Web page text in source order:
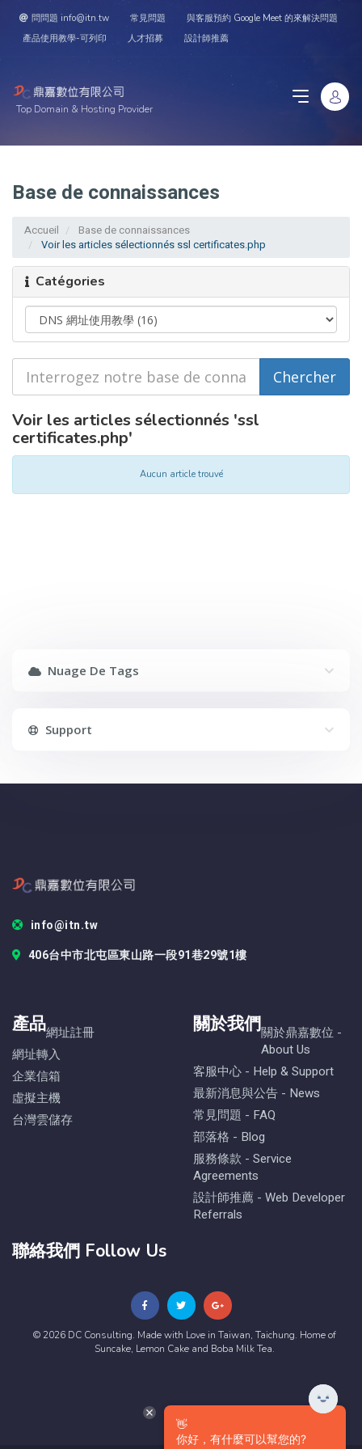
問問題 info@itn.tw 常見問題
與客服預約 Google Meet 的來解決問題
產品使用教學-可列印
人才招募 設計師推薦
Top Domain & Hosting Provider
Base de connaissances
Accueil
Base de connaissances
Voir les articles sélectionnés ssl certificates.php
Catégories
Voir les articles sélectionnés 'ssl
certificates.php'
Aucun article trouvé
Nuage De Tags
Support
info@itn.tw
406台中市北屯區東山路一段91巷29號1樓
產品網址註冊
網址轉入
企業信箱
虛擬主機
台灣雲儲存
關於我們關於鼎嘉數位 -
About Us
客服中心 - Help & Support
最新消息與公告 - News
常見問題 - FAQ
部落格 - Blog
服務條款 - Service
Agreements
設計師推薦 - Web Developer
Referrals
聯絡我們 Follow Us
© 2026 DC Consulting. Made with Love in Taiwan, Taichung. Home of
Suncake, Lemon Cake and Boba Milk Tea.
👋
你好，有什麼可以幫您的?